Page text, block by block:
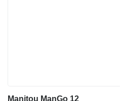
Manitou ManGo 12